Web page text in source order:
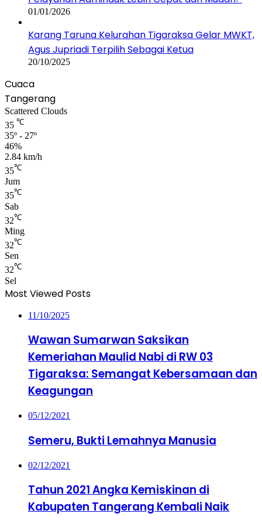
01/01/2026
Karang Taruna Kelurahan Tigaraksa Gelar MWKT,
Agus Jupriadi Terpilih Sebagai Ketua
20/10/2025
Cuaca
Tangerang
Scattered Clouds
35 ℃
35º - 27º
46%
2.84 km/h
35℃
Jum
35℃
Sab
32℃
Ming
32℃
Sen
32℃
Sel
Most Viewed Posts
11/10/2025
Wawan Sumarwan Saksikan
Kemeriahan Maulid Nabi di RW 03
Tigaraksa: Semangat Kebersamaan dan
Keagungan
05/12/2021
Semeru, Bukti Lemahnya Manusia
02/12/2021
Tahun 2021 Angka Kemiskinan di
Kabupaten Tangerang Kembali Naik